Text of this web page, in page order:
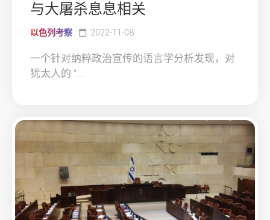
与大屠杀息息相关
以色列考察 2022-11-08
一个针对纳粹政治宣传的语言学分析发现，对
犹太人的 “...